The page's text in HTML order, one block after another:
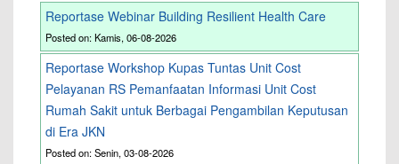
Reportase Webinar Building Resilient Health Care
Posted on: Kamis, 06-08-2026
Reportase Workshop Kupas Tuntas Unit Cost
Pelayanan RS Pemanfaatan Informasi Unit Cost
Rumah Sakit untuk Berbagai Pengambilan Keputusan
di Era JKN
Posted on: Senin, 03-08-2026